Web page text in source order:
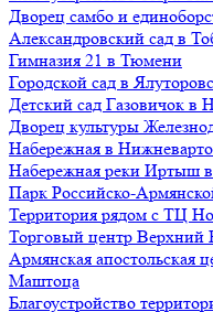
Дворец самбо и
Александровский сад в
Гимназия 21 в Тюмени
Городской сад в
Детский сад Газовичок в
Дворец культуры
Набережная в
Набережная реки Иртыш
Парк Российско-
Территория рядом с ТЦ
Торговый центр Верхний
Армянская апостольская
Маштоца
Благоустройство